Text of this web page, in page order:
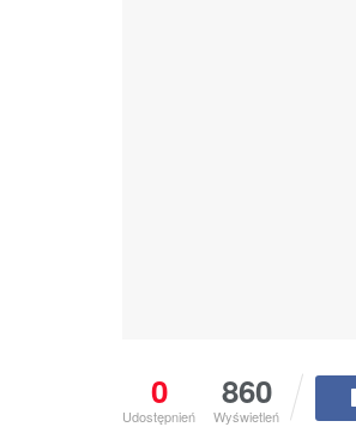
0
Udostępnień
860
Wyświetleń